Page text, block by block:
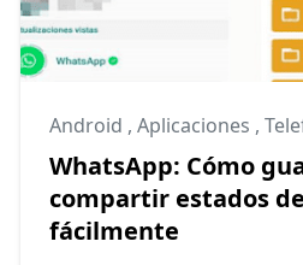
Android , Aplicaciones ,
WhatsApp: Cómo
compartir estados
fácilmente